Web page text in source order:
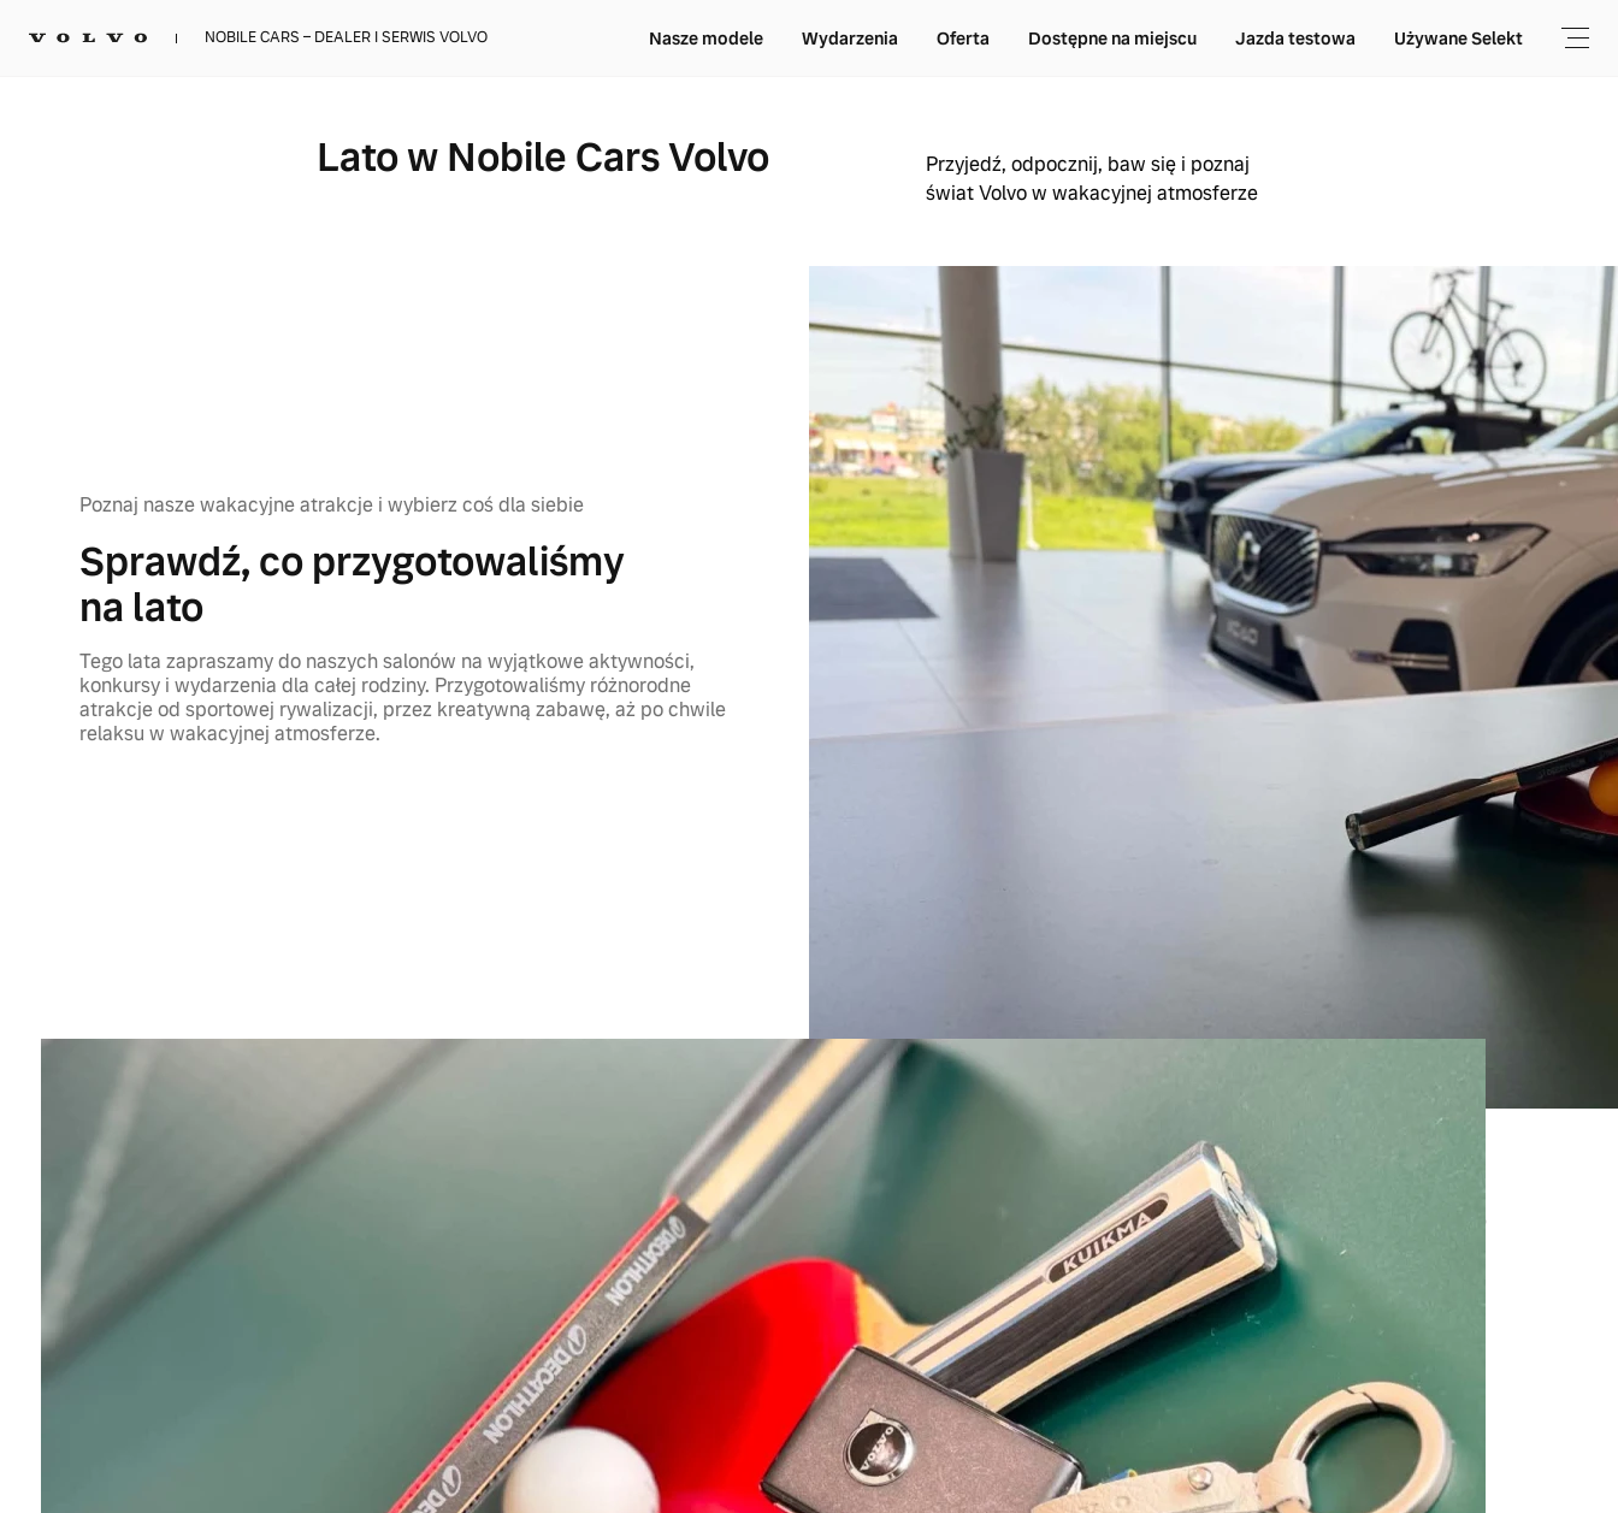
NOBILE CARS – DEALER I SERWIS VOLVO Nasze modele Wydarzenia Oferta Dostępne na miejscu Jazda testowa Używane Selekt
Lato w Nobile Cars Volvo
Przyjedź, odpocznij, baw się i poznaj
świat Volvo w wakacyjnej atmosferze
Poznaj nasze wakacyjne atrakcje i wybierz coś dla siebie
Sprawdź, co przygotowaliśmy
na lato
Tego lata zapraszamy do naszych salonów na wyjątkowe aktywności,
konkursy i wydarzenia dla całej rodziny. Przygotowaliśmy różnorodne
atrakcje od sportowej rywalizacji, przez kreatywną zabawę, aż po chwile
relaksu w wakacyjnej atmosferze.
Wakacyjny turniej tenisa stołowego
Wakacyjne rozgrywki dla dzieci i dorosłych! Przyjdź do naszego salonu,
zmierz się z innymi uczestnikami lub skorzystaj ze wskazówek trenera
podczas specjalnego szkolenia.
Każdy może spróbować swoich sił, niezależnie od poziomu
zaawansowania.
Zapraszamy wszystkich miłośników sportowej rywalizacji, zarówno
młodszych, jak i dorosłych.
Co tydzień wyłaniamy zwycięzców
Najlepsi zawodnicy spotkają się w